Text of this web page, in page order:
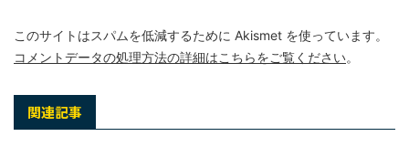
このサイトはスパムを低減するために Akismet を使っています。
コメントデータの処理方法の詳細はこちらをご覧ください。
関連記事